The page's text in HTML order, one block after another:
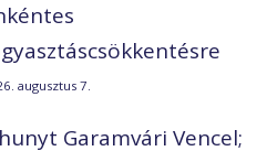
augusztus 7.
Garamvári Vencel;